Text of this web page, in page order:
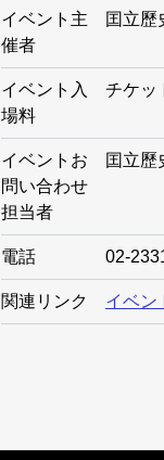
イベント主
催者
囯立歷
イベント入
場料
チケッ
イベントお
問い合わせ
担当者
囯立歷
電話 02-
関連リンク イベン